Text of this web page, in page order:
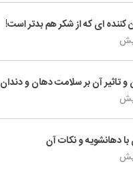
کننده ای که از شکر هم بدتر است!
و تاثیر آن بر سلامت دهان و دندان
دهانشویه و نکات آن